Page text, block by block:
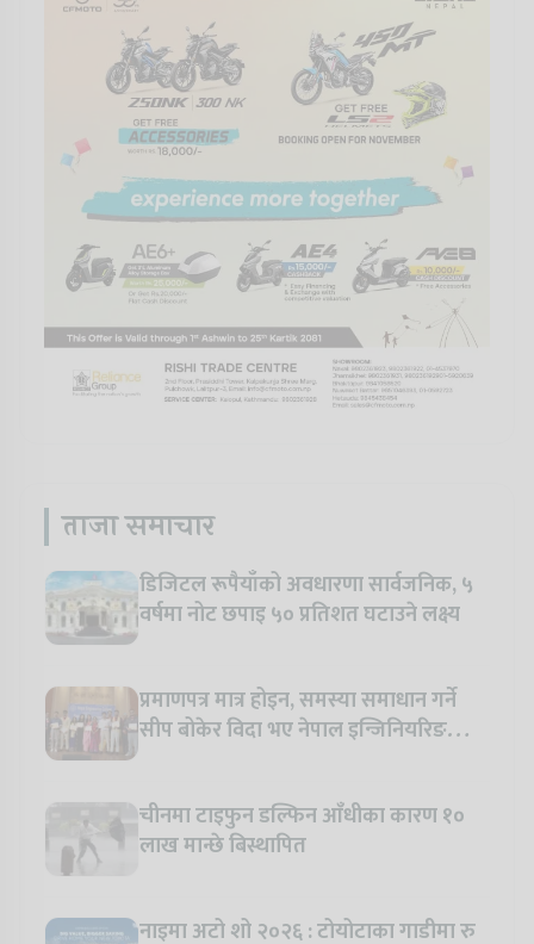
ताजा समाचार
डिजिटल रूपैयाँको अवधारणा सार्वजनिक, ५
वर्षमा नोट छपाइ ५० प्रतिशत घटाउने लक्ष्य
प्रमाणपत्र मात्र होइन, समस्या समाधान गर्ने
सीप बोकेर विदा भए नेपाल इन्जिनियरिङ
चीनमा टाइफुन डल्फिन आँधीका कारण १०
लाख मान्छे बिस्थापित
नाइमा अटो शो २०२६ : टोयोटाका गाडीमा रु